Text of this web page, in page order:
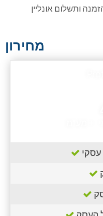
ותשלום אונליין
מחירון